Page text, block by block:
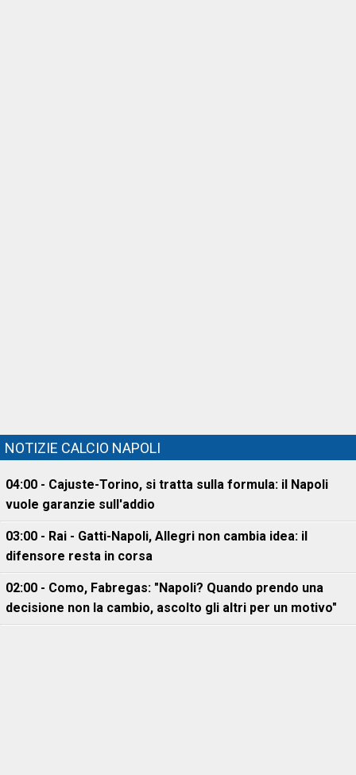
NOTIZIE CALCIO NAPOLI
04:00 - Cajuste-Torino, si tratta sulla formula: il Napoli
vuole garanzie sull'addio
03:00 - Rai - Gatti-Napoli, Allegri non cambia idea: il
difensore resta in corsa
02:00 - Como, Fabregas: "Napoli? Quando prendo una
decisione non la cambio, ascolto gli altri per un motivo"